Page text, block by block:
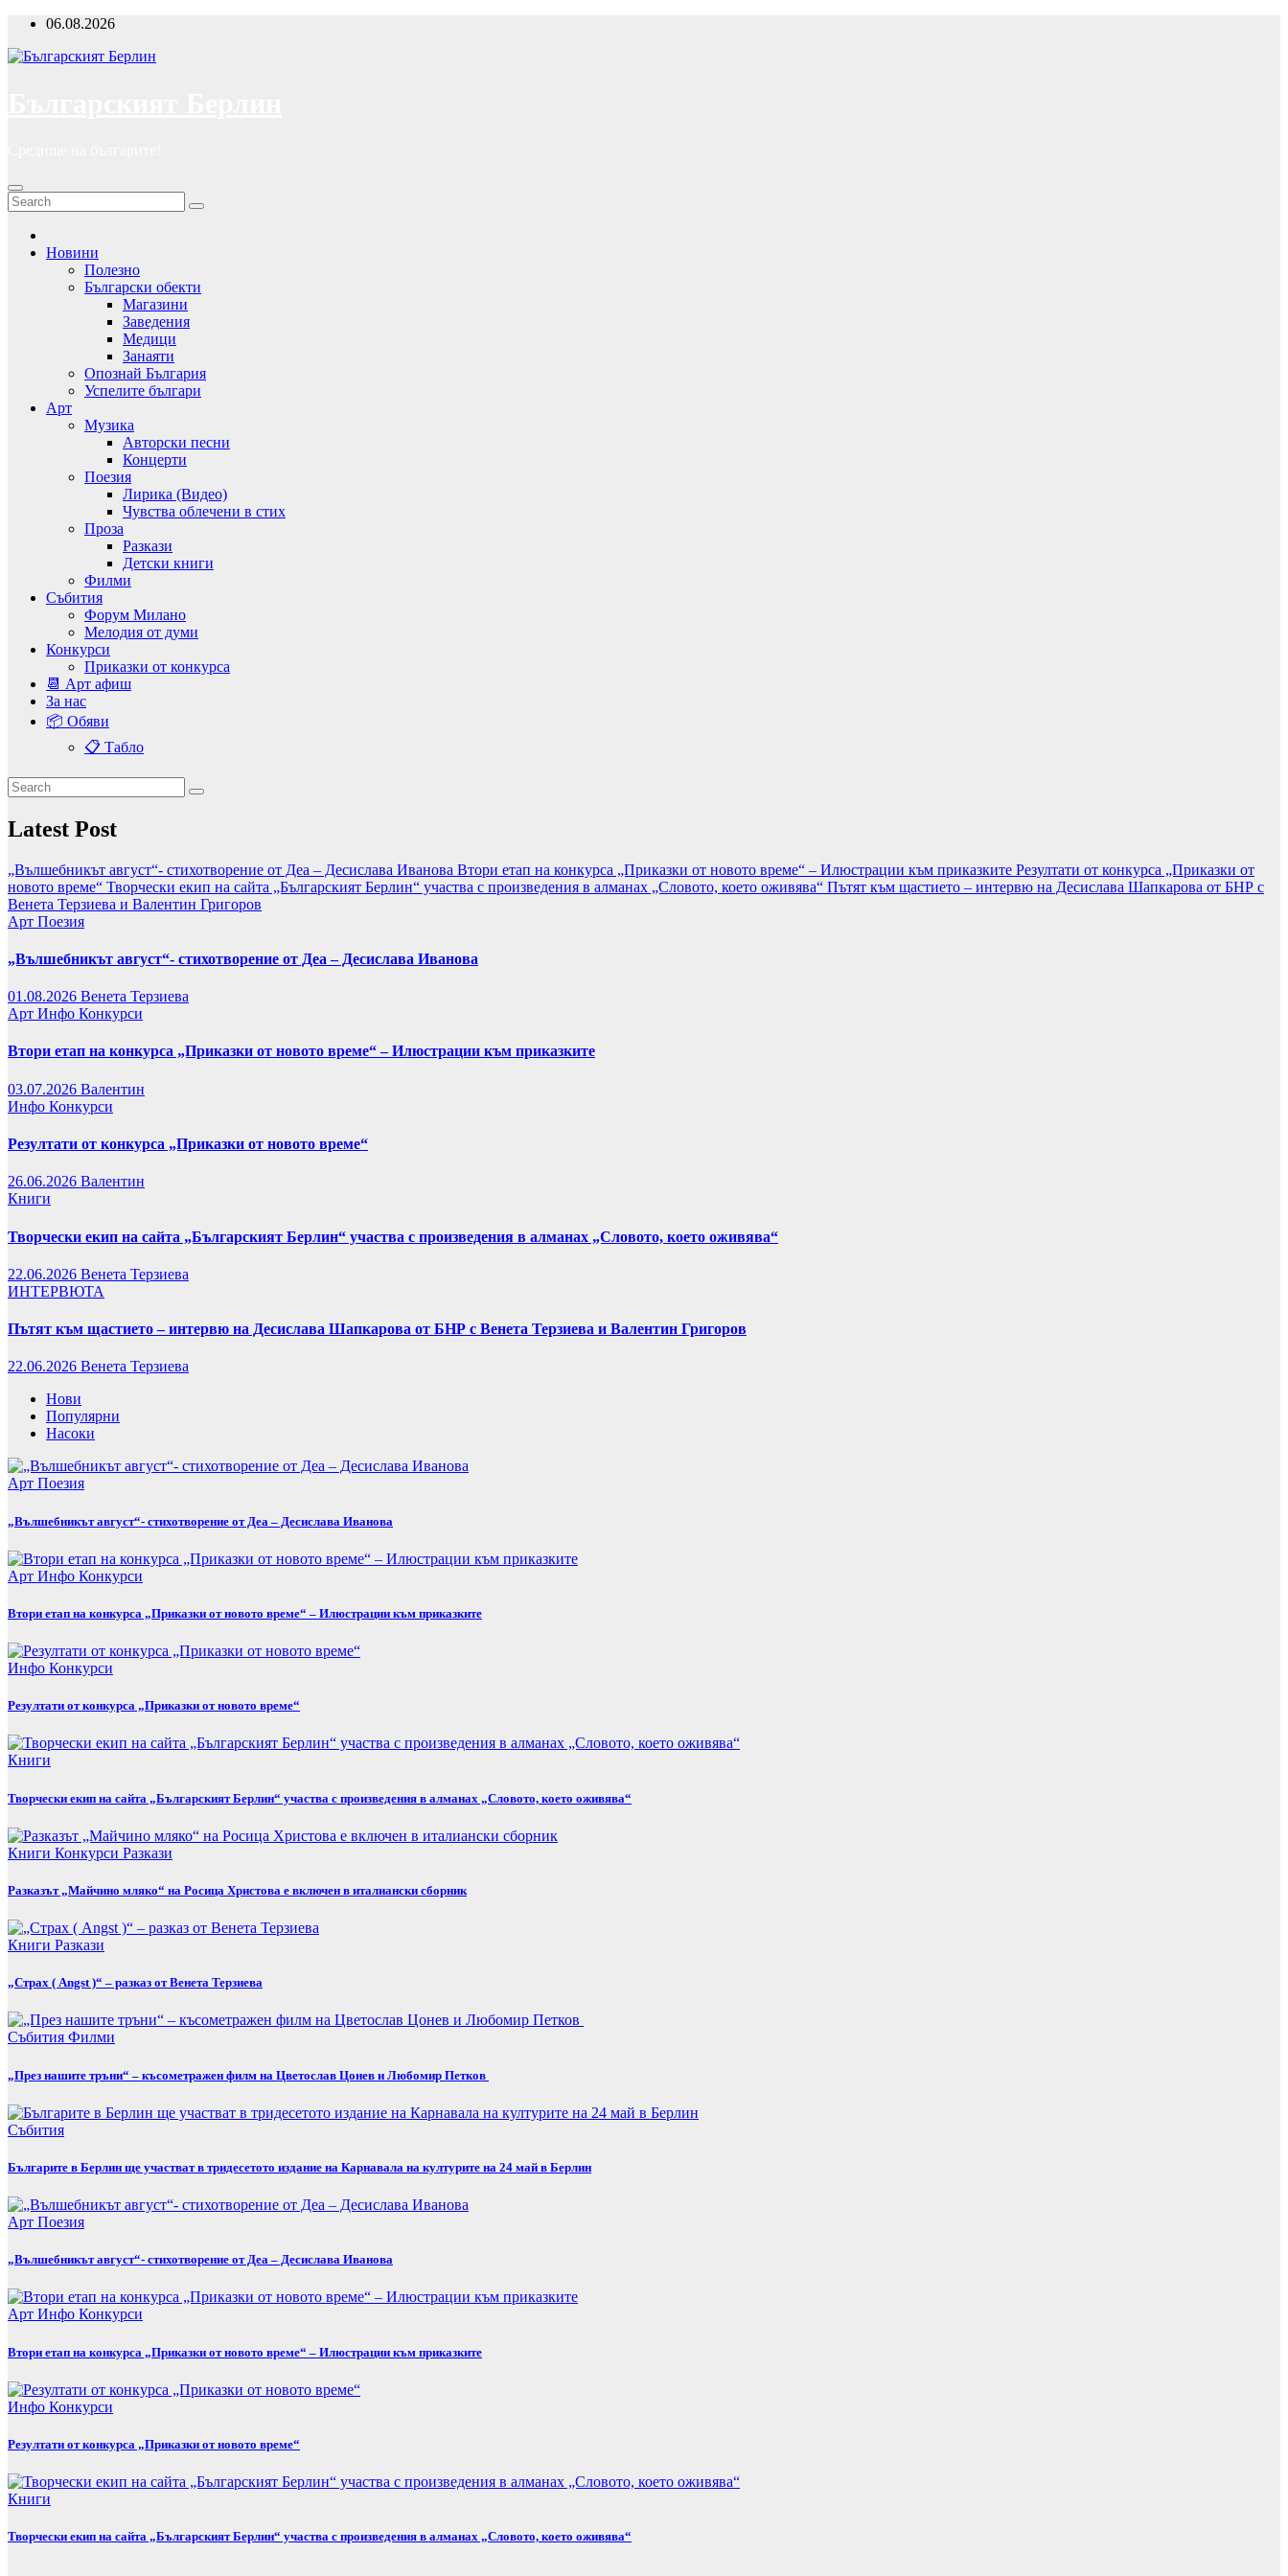
Skip
content
06.08.2026
Новини
Полезно
Български обекти
Магазини
Заведения
Медици
Занаяти
Опознай България
Успелите българи
Арт
Музика
Авторски песни
Концерти
Поезия
Лирика (Видео)
Чувства облечени в стих
Проза
Разкази
Детски книги
Филми
Събития
Форум Милано
Мелодия от думи
Конкурси
Приказки от конкурса
📆 Арт афиш
За нас
📦 Обяви
📋 Табло
Latest Post
„Вълшебникът август“- стихотворение от Деа – Десислава Иванова Втори етап на конкурса „Приказки от новото време“ – Илюстрации към приказките Резултати от конкурса „Приказки от
новото време“ Творчески екип на сайта „Българският Берлин“ участва с произведения в алманах „Словото, което оживява“ Пътят към щастието – интервю на Десислава Шапкарова от БНР с
Венета Терзиева и Валентин Григоров
Арт Поезия
„Вълшебникът август“- стихотворение от Деа – Десислава Иванова
01.08.2026 Венета Терзиева
Арт Инфо Конкурси
Втори етап на конкурса „Приказки от новото време“ – Илюстрации към приказките
03.07.2026 Валентин
Инфо Конкурси
Резултати от конкурса „Приказки от новото време“
26.06.2026 Валентин
Книги
Творчески екип на сайта „Българският Берлин“ участва с произведения в алманах „Словото, което оживява“
22.06.2026 Венета Терзиева
ИНТЕРВЮТА
Пътят към щастието – интервю на Десислава Шапкарова от БНР с Венета Терзиева и Валентин Григоров
22.06.2026 Венета Терзиева
Нови
Популярни
Насоки
Арт Поезия
„Вълшебникът август“- стихотворение от Деа – Десислава Иванова
Арт Инфо Конкурси
Втори етап на конкурса „Приказки от новото време“ – Илюстрации към приказките
Инфо Конкурси
Резултати от конкурса „Приказки от новото време“
Книги
Творчески екип на сайта „Българският Берлин“ участва с произведения в алманах „Словото, което оживява“
Книги Конкурси Разкази
Разказът „Майчино мляко“ на Росица Христова е включен в италиански сборник
Книги Разкази
„Страх ( Angst )“ – разказ от Венета Терзиева
Събития Филми
„През нашите тръни“ – късометражен филм на Цветослав Цонев и Любомир Петков
Събития
Българите в Берлин ще участват в тридесетото издание на Карнавала на културите на 24 май в Берлин
Арт Поезия
„Вълшебникът август“- стихотворение от Деа – Десислава Иванова
Арт Инфо Конкурси
Втори етап на конкурса „Приказки от новото време“ – Илюстрации към приказките
Инфо Конкурси
Резултати от конкурса „Приказки от новото време“
Книги
Творчески екип на сайта „Българският Берлин“ участва с произведения в алманах „Словото, което оживява“